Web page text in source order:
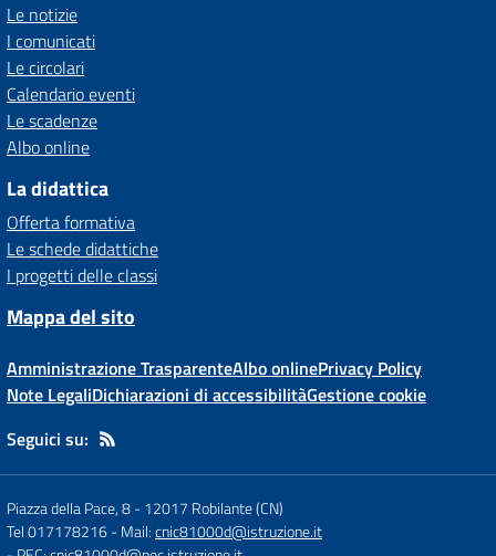
Le notizie
I comunicati
Le circolari
Calendario eventi
Le scadenze
Albo online
La didattica
Offerta formativa
Le schede didattiche
I progetti delle classi
Mappa del sito
Amministrazione TrasparenteAlbo onlinePrivacy Policy
Note LegaliDichiarazioni di accessibilitàGestione cookie
Seguici su:
Piazza della Pace, 8-12017 Robilante (CN)
Tel 017178216- Mail:cnic81000d@istruzione.it